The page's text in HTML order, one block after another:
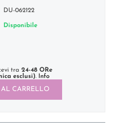
DU-062122
Disponibile
tra 24-48 ORe
esclusi). Info
CARRELLO